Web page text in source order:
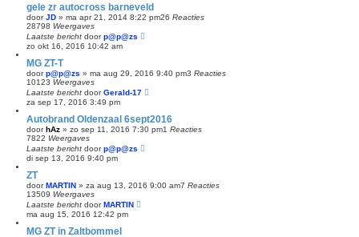
gele zr autocross barneveld
doorJD » ma apr 21, 2014 8:22 pm26 Reacties
28798 Weergaves
Laatste bericht doorp@p@zs
zo okt 16, 2016 10:42 am
MG ZT-T
doorp@p@zs » ma aug 29, 2016 9:40 pm3 Reacties
10123 Weergaves
Laatste bericht doorGerald-17
za sep 17, 2016 3:49 pm
Autobrand Oldenzaal 6sept2016
doorhAz » zo sep 11, 2016 7:30 pm1 Reacties
7822 Weergaves
Laatste bericht doorp@p@zs
di sep 13, 2016 9:40 pm
ZT
doorMARTIN » za aug 13, 2016 9:00 am7 Reacties
13509 Weergaves
Laatste bericht doorMARTIN
ma aug 15, 2016 12:42 pm
MG ZT in Zaltbommel